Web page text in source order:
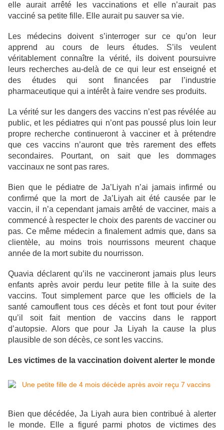
elle aurait arrêté les vaccinations et elle n’aurait pas
vacciné sa petite fille. Elle aurait pu sauver sa vie.
Les médecins doivent s’interroger sur ce qu’on leur
apprend au cours de leurs études. S’ils veulent
véritablement connaître la vérité, ils doivent poursuivre
leurs recherches au-delà de ce qui leur est enseigné et
des études qui sont financées par l’industrie
pharmaceutique qui a intérêt à faire vendre ses produits.
La vérité sur les dangers des vaccins n’est pas révélée au
public, et les pédiatres qui n’ont pas poussé plus loin leur
propre recherche continueront à vacciner et à prétendre
que ces vaccins n’auront que très rarement des effets
secondaires. Pourtant, on sait que les dommages
vaccinaux ne sont pas rares.
Bien que le pédiatre de Ja’Liyah n’ai jamais infirmé ou
confirmé que la mort de Ja’Liyah ait été causée par le
vaccin, il n’a cependant jamais arrêté de vacciner, mais a
commencé à respecter le choix des parents de vacciner ou
pas. Ce même médecin a finalement admis que, dans sa
clientèle, au moins trois nourrissons meurent chaque
année de la mort subite du nourrisson.
Quavia déclarent qu’ils ne vaccineront jamais plus leurs
enfants après avoir perdu leur petite fille à la suite des
vaccins. Tout simplement parce que les officiels de la
santé camouflent tous ces décès et font tout pour éviter
qu’il soit fait mention de vaccins dans le rapport
d’autopsie. Alors que pour Ja Liyah la cause la plus
plausible de son décès, ce sont les vaccins.
Les victimes de la vaccination doivent alerter le monde
Bien que décédée, Ja Liyah aura bien contribué à alerter
le monde. Elle a figuré parmi photos de victimes des